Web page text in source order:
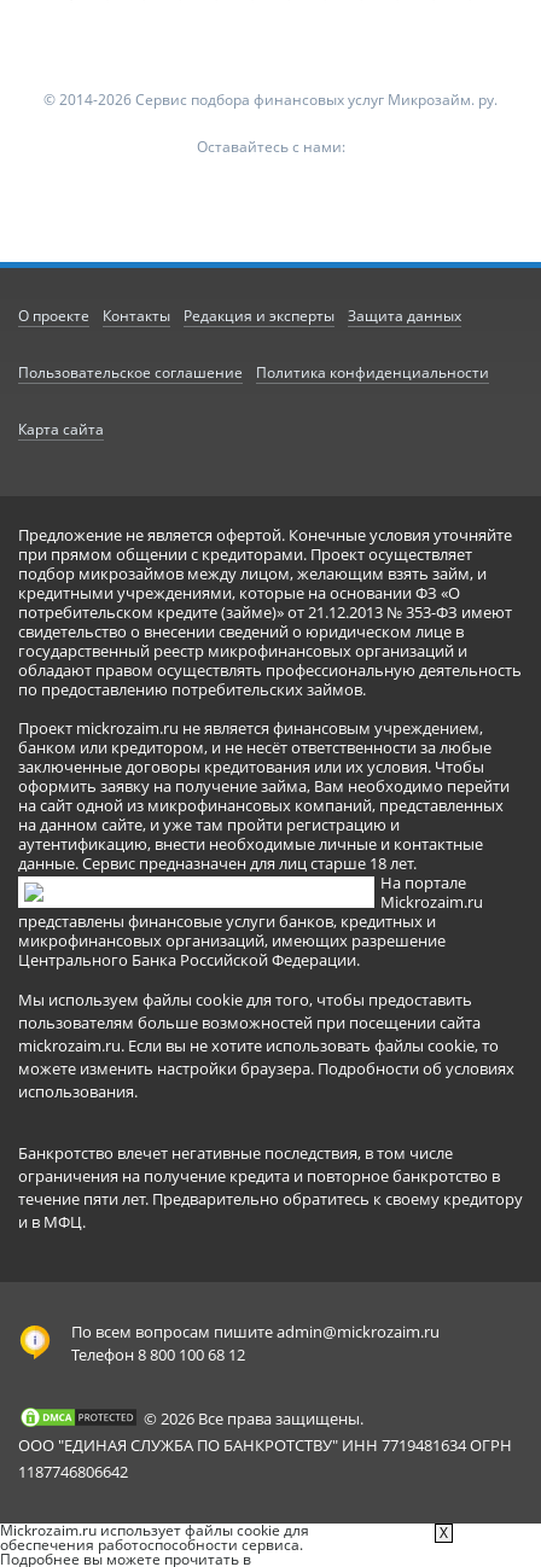
© 2014-2026 Сервис подбора финансовых услуг Микрозайм. ру.
Оставайтесь с нами:
О проекте Контакты Редакция и эксперты Защита данных
Пользовательское соглашение Политика конфиденциальности
Карта сайта
Предложение не является офертой. Конечные условия уточняйте
при прямом общении с кредиторами. Проект осуществляет
подбор микрозаймов между лицом, желающим взять займ, и
кредитными учреждениями, которые на основании ФЗ «О
потребительском кредите (займе)» от 21.12.2013 № 353-ФЗ имеют
свидетельство о внесении сведений о юридическом лице в
государственный реестр микрофинансовых организаций и
обладают правом осуществлять профессиональную деятельность
по предоставлению потребительских займов.
Проект mickrozaim.ru не является финансовым учреждением,
банком или кредитором, и не несёт ответственности за любые
заключенные договоры кредитования или их условия. Чтобы
оформить заявку на получение займа, Вам необходимо перейти
на сайт одной из микрофинансовых компаний, представленных
на данном сайте, и уже там пройти регистрацию и
аутентификацию, внести необходимые личные и контактные
данные. Сервис предназначен для лиц старше 18 лет.
На портале
Mickrozaim.ru
представлены финансовые услуги банков, кредитных и
микрофинансовых организаций, имеющих разрешение
Центрального Банка Российской Федерации.
Мы используем файлы cookie для того, чтобы предоставить
пользователям больше возможностей при посещении сайта
mickrozaim.ru. Если вы не хотите использовать файлы cookie, то
можете изменить настройки браузера. Подробности об условиях
использования.
Банкротство влечет негативные последствия, в том числе
ограничения на получение кредита и повторное банкротство в
течение пяти лет. Предварительно обратитесь к своему кредитору
и в МФЦ.
По всем вопросам пишитеadmin@mickrozaim.ru
Телефон 8 800 100 68 12
© 2026 Все права защищены.
ООО "ЕДИНАЯ СЛУЖБА ПО БАНКРОТСТВУ" ИНН 7719481634 ОГРН
1187746806642
Mickrozaim.ru использует файлы cookie для
обеспечения работоспособности сервиса.
Подробнее вы можете прочитать в
X